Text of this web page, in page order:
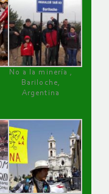
No a la minería ,
Bariloche,
Argentina